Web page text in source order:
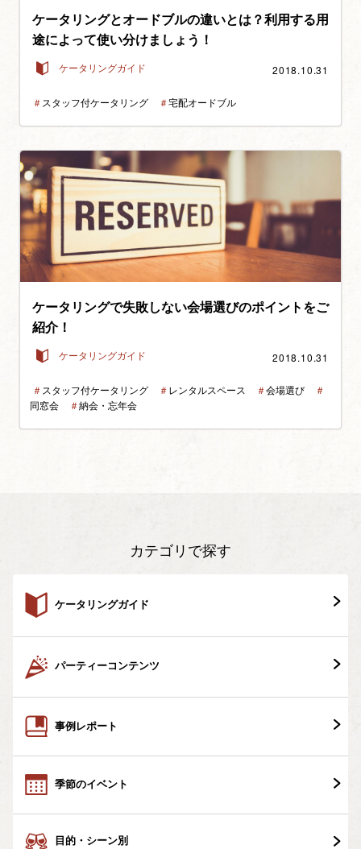
ケータリングとオードブルの違いとは？利用する用
途によって使い分けましょう！
ケータリングガイド 2018.10.31
＃ スタッフ付ケータリング ＃宅配オードブル
ケータリングで失敗しない会場選びのポイントをご
紹介！
ケータリングガイド 2018.10.31
＃ スタッフ付ケータリング ＃レンタルスペース ＃会場選び
＃
同窓会
＃納会・忘年会
カテゴリで探す
ケータリングガイド
パーティーコンテンツ
事例レポート
季節のイベント
目的・シーン別